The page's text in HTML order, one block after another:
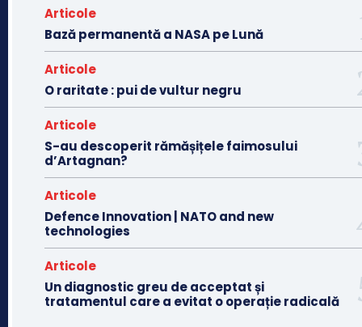
Articole
Bază permanentă a NASA pe Lună
Articole
O raritate : pui de vultur negru
Articole
S-au descoperit rămășițele faimosului
d’Artagnan?
Articole
Defence Innovation | NATO and new
technologies
Articole
Un diagnostic greu de acceptat și
tratamentul care a evitat o operație radicală